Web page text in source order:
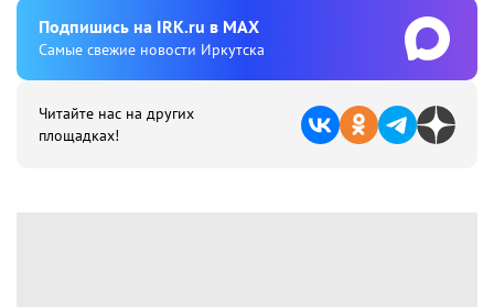
Подпишиcь на IRK.ru в MAX
Cамые свежие новости Иркутска
Читайте нас на других
площадках!